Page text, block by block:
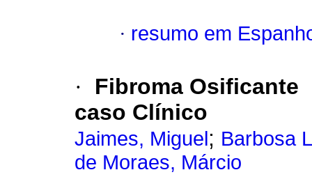
· resumo em
·
Fibroma Osificante
caso Clínico
Jaimes, Miguel ; Barbosa
de Moraes, Márcio